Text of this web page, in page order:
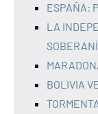
ESPAÑA:
LA
BOLIVIA